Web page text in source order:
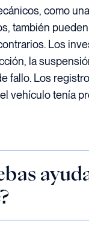
como
también
Los
la
fallo. Los
vehículo tenía